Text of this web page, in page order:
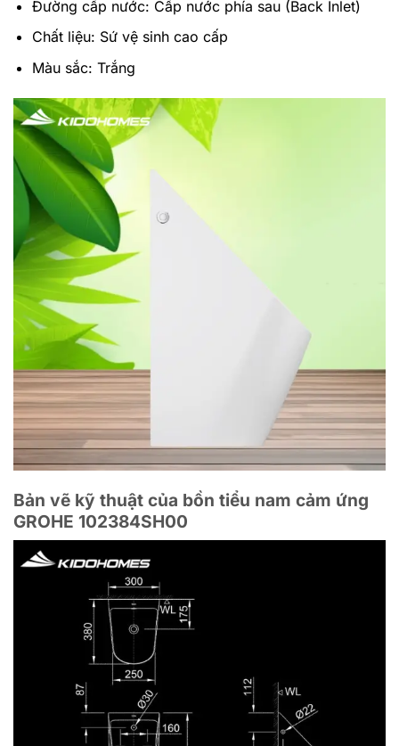
Đường cấp nước: Cấp nước phía sau (Back Inlet)
Chất liệu: Sứ vệ sinh cao cấp
Màu sắc: Trắng
Bản vẽ kỹ thuật của bồn tiểu nam cảm ứng
GROHE 102384SH00